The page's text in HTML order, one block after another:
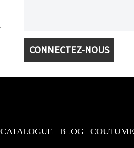
CONNECTEZ-NOUS
CATALOGUE BLOG COUTUME